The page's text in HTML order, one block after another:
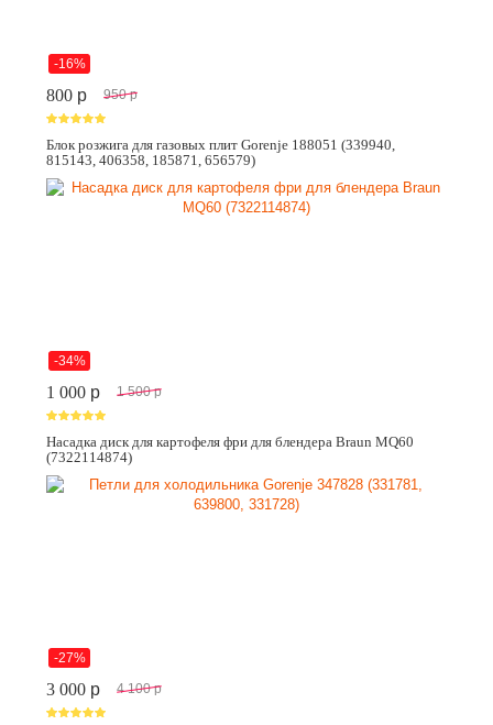
-16%
800 p 950 p
Блок розжига для газовых плит Gorenje 188051 (339940,
815143, 406358, 185871, 656579)
-34%
1 000 p 1 500 p
Насадка диск для картофеля фри для блендера Braun MQ60
(7322114874)
-27%
3 000 p 4 100 p